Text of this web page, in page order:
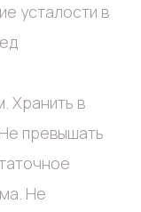
усталости в
Хранить в
превышать
Не